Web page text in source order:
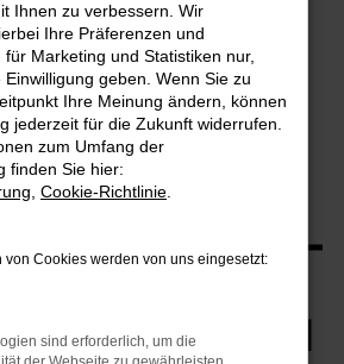
HILUX
HILUX
–
FÜR
GENAU IN
Ihnen zu verbessern. Wir
Ihre Präferenzen und
Marketing und Statistiken nur,
geben. Wenn Sie zu
Ihre Meinung ändern, können
jederzeit für die Zukunft widerrufen.
zum Umfang der
finden Sie hier:
Cookie-Richtlinie
von Cookies werden von uns eingesetzt:
sind erforderlich, um die